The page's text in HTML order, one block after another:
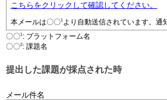
こちらをクリックして確認してください。
本メールは〇〇1より自動送信されています。通
〇〇1 : プラットフォーム名
〇〇2: 課題名
提出した課題が採点された時
メール件名